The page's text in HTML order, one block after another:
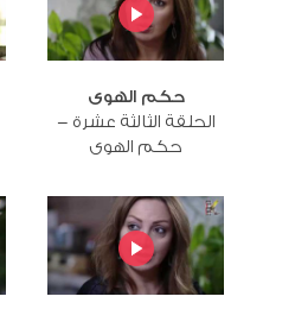
حكم الهوى
الحلقة الثالثة عشرة -
حكم الهوى